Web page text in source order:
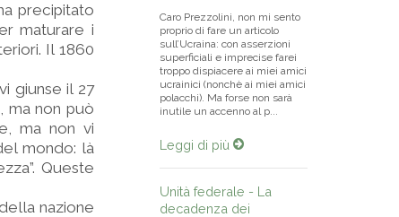
precipitato
maturare i
Il 1860
giunse il 27
ma non può
ma non vi
mondo: là
Queste
nazione
Caro Prezzolini, non mi sento
proprio di fare un articolo
sull’Ucraina: con asserzioni
superficiali e imprecise farei
troppo dispiacere ai miei amici
ucrainici (nonchè ai miei amici
polacchi). Ma forse non sarà
inutile un accenno al p...
Leggi di più
Unità federale - La
decadenza dei